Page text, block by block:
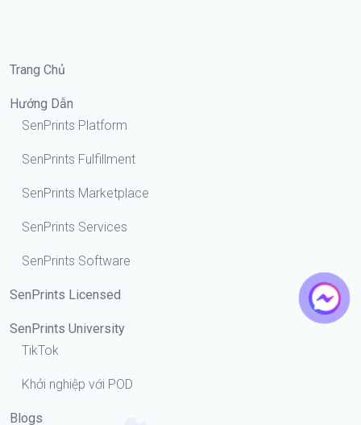
Trang Chủ
Hướng Dẫn
SenPrints Platform
SenPrints Fulfillment
SenPrints Marketplace
SenPrints Services
SenPrints Software
SenPrints Licensed
SenPrints University
TikTok
Khởi nghiệp với POD
Blogs